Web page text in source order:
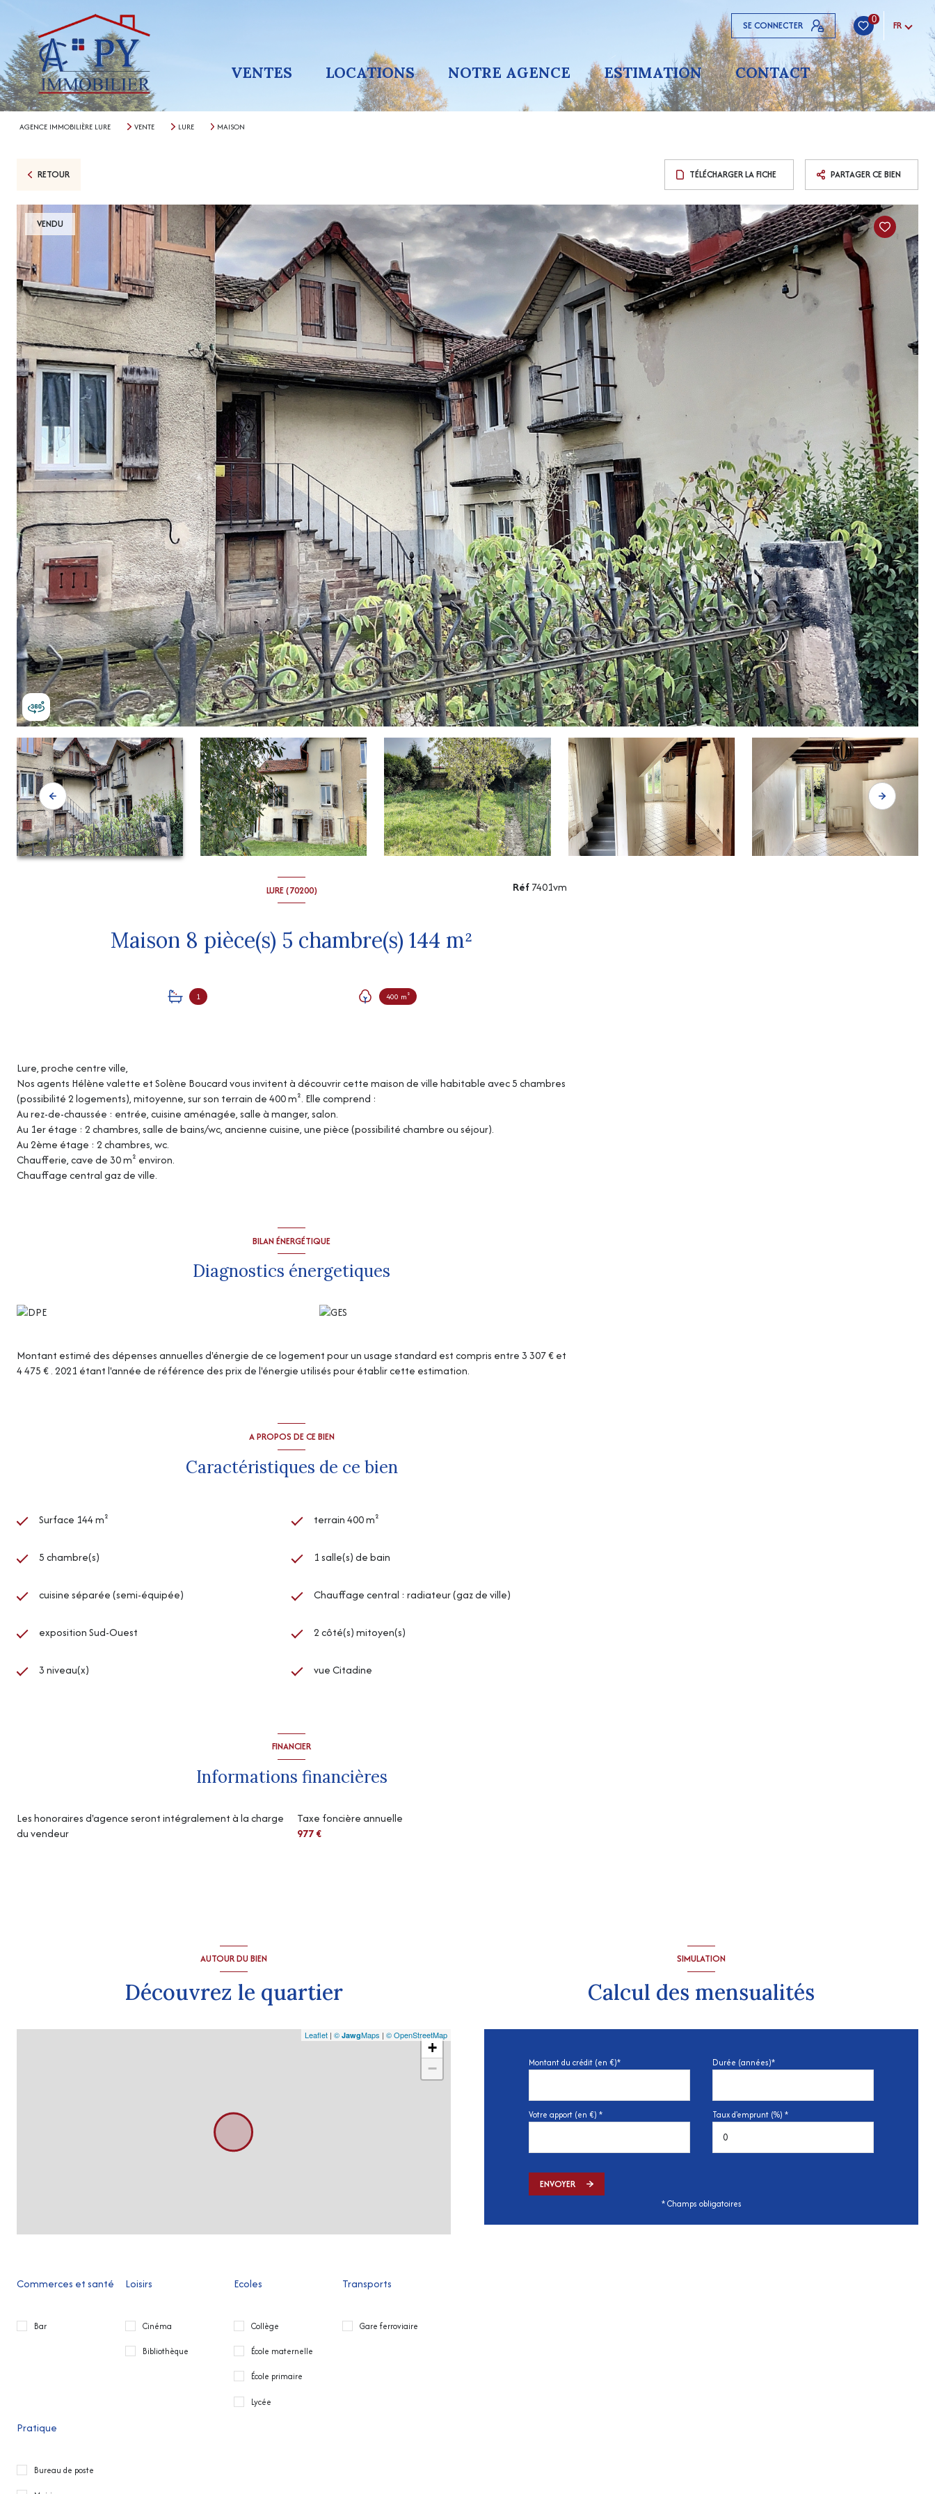
SE CONNECTER 0 FR
VENTES LOCATIONS NOTRE AGENCE ESTIMATION CONTACT
AGENCE IMMOBILIÈRE LURE VENTE LURE MAISON
RETOUR TÉLÉCHARGER LA FICHE PARTAGER CE BIEN
VENDU
LURE (70200)
Maison 8 pièce(s) 5 chambre(s) 144 m²
1 400 m²
Réf7401vm
Lure, proche centre ville,
Nos agents Hélène valette et Solène Boucard vous invitent à découvrir cette maison de ville habitable avec 5 chambres
(possibilité 2 logements), mitoyenne, sur son terrain de 400 m². Elle comprend :
Au rez-de-chaussée : entrée, cuisine aménagée, salle à manger, salon.
Au 1er étage : 2 chambres, salle de bains/wc, ancienne cuisine, une pièce (possibilité chambre ou séjour).
Au 2ème étage : 2 chambres, wc.
Chaufferie, cave de 30 m² environ.
Chauffage central gaz de ville.
BILAN ÉNERGÉTIQUE
Diagnostics énergetiques
Montant estimé des dépenses annuelles d'énergie de ce logement pour un usage standard est compris entre 3 307 € et
4 475 € . 2021 étant l'année de référence des prix de l'énergie utilisés pour établir cette estimation.
A PROPOS DE CE BIEN
Caractéristiques de ce bien
Surface 144 m² terrain 400 m²
5 chambre(s) 1 salle(s) de bain
cuisine séparée (semi-équipée) Chauffage central : radiateur (gaz de ville)
exposition Sud-Ouest 2 côté(s) mitoyen(s)
3 niveau(x) vue Citadine
FINANCIER
Informations financières
Les honoraires d'agence seront intégralement à la charge
du vendeur
Taxe foncière annuelle
977 €
AUTOUR DU BIEN
Découvrez le quartier
+
−
Leaflet | © JawgMaps | © OpenStreetMap
Commerces et santé
Bar
Loisirs
Cinéma
Bibliothèque
Ecoles
Collège
École maternelle
École primaire
Lycée
Transports
Gare ferroviaire
Pratique
Bureau de poste
SIMULATION
Calcul des mensualités
Montant du crédit (en €)* Durée (années)*
Votre apport (en €) * Taux d'emprunt (%) *
ENVOYER
* Champs obligatoires